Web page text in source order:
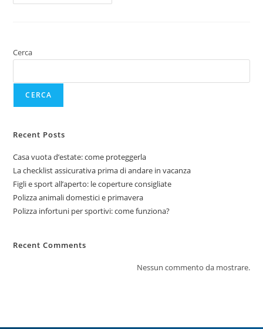
Cerca
CERCA
Recent Posts
Casa vuota d’estate: come proteggerla
La checklist assicurativa prima di andare in vacanza
Figli e sport all’aperto: le coperture consigliate
Polizza animali domestici e primavera
Polizza infortuni per sportivi: come funziona?
Recent Comments
Nessun commento da mostrare.